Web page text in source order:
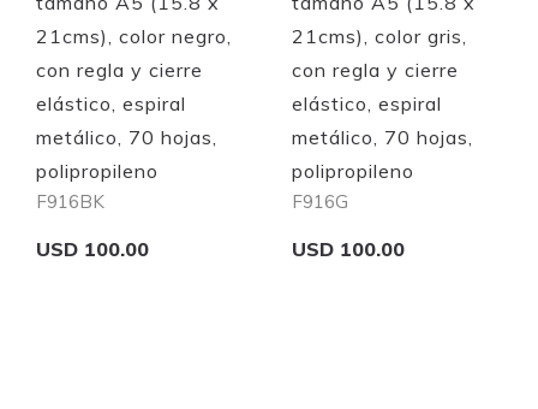
21cms), color negro,
con regla y cierre
elástico, espiral
metálico, 70 hojas,
polipropileno
F916BK
USD 100.00
21cms), color gris,
con regla y cierre
elástico, espiral
metálico, 70 hojas,
polipropileno
F916G
USD 100.00